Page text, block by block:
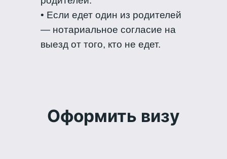
• Если едет один из родителей
— нотариальное согласие на
выезд от того, кто не едет.
Оформить визу